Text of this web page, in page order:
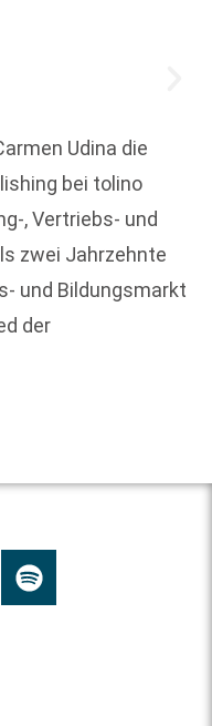
Udina die
bei tolino
, Vertriebs- und
zwei Jahrzehnte
und Bildungsmarkt
der